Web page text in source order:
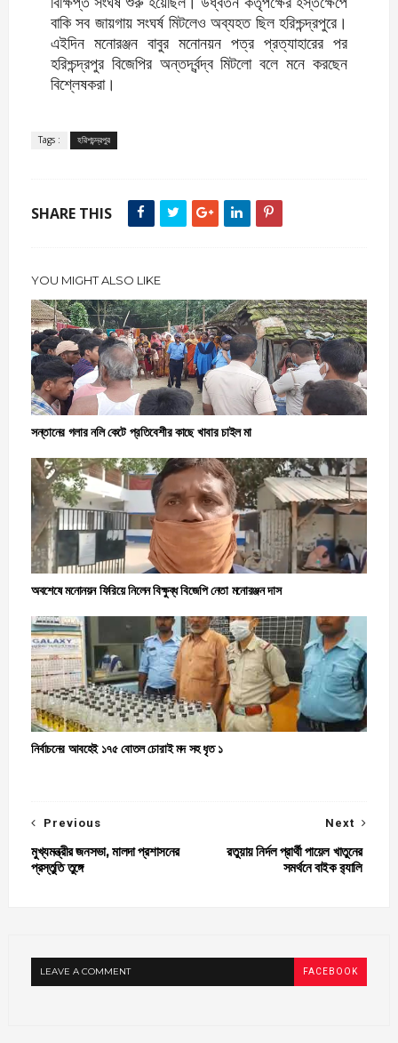
বাকি সব জায়গায় সংঘর্ষ মিটলেও অব্যহত ছিল হরিশ্চন্দ্রপুরে।
এইদিন মনোরঞ্জন বাবুর মনোনয়ন পত্র প্রত্যাহারের পর
হরিশ্চন্দ্রপুর বিজেপির অন্তর্দ্বন্দ্ব মিটলো বলে মনে করছেন
বিশ্লেষকরা।
Tags : হরিশচন্দ্রপুর
SHARE THIS
YOU MIGHT ALSO LIKE
সন্তানের গলার নলি কেটে প্রতিবেশীর কাছে খাবার চাইল মা
অবশেষে মনোনয়ন ফিরিয়ে নিলেন বিক্ষুব্ধ বিজেপি নেতা মনোরঞ্জন দাস
নির্বাচনের আবহেই ১৭৫ বোতল চোরাই মদ সহ ধৃত ১
Next
রতুয়ায় নির্দল প্রার্থী পায়েল খাতুনের
সমর্থনে বাইক ব়্যালি
Previous
মুখ্যমন্ত্রীর জনসভা, মালদা প্রশাসনের
প্রস্তুতি তুঙ্গে
LEAVE A COMMENT FACEBOOK